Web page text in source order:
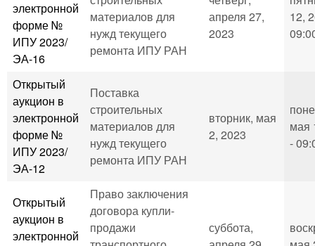
электронной
форме №
ИПУ 2023/
ЭА-16
материалов для
нужд текущего
ремонта ИПУ РАН
апреля 27,
2023
12,
Открытый
аукцион в
электронной
форме №
ИПУ 2023/
ЭА-12
Поставка
строительных
материалов для
нужд текущего
ремонта ИПУ РАН
вторник, мая
2, 2023
мая
-
Открытый
аукцион в
электронной
Право заключения
договора купли-
продажи
суббота,